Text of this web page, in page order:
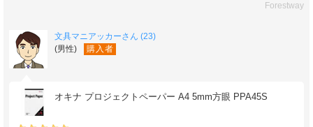
Forestway
文具マニアッカーさん (23)
(男性)
購入者
オキナ プロジェクトペーパー A4 5mm方眼 PPA45S